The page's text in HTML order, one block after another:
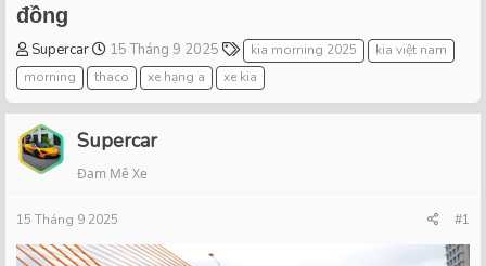
đồng
T
h
r
e
a
d
s
a
r
Supercar
S
t
a
r
t
a
e
15 Tháng 9 2025
T
a
g
s
kia morning 2025
kia việt nam
morning
thaco xe hạng a xe kia
Supercar
Đam Mê Xe
15 Tháng 9 2025 #1